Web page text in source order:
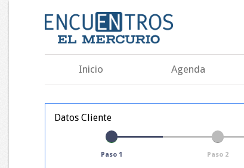
Inicio Agenda
Datos Cliente
Paso 1 Paso 2